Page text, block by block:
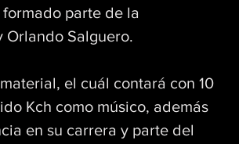
parte de la
Orlando Salguero.
el cuál contará con 10
Kch como músico, además
en su carrera y parte del